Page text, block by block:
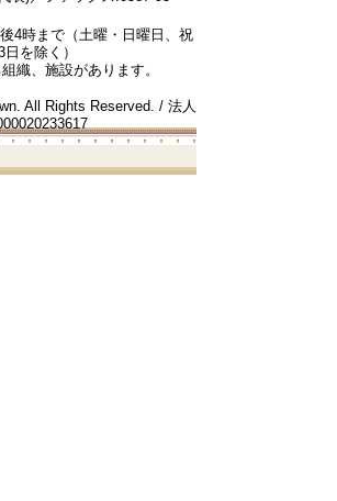
4時まで（土曜・日曜日、祝
を除く）
織、施設があります。
All Rights Reserved. / 法人